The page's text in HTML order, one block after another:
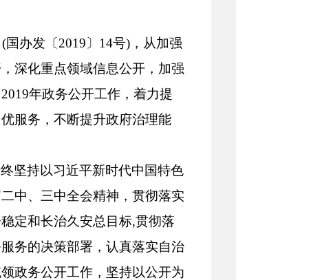
办发〔2019〕14号)，从加强
深化重点领域信息公开，加强
年政务公开工作，着力提
服务，不断提升政府治理能
坚持以习近平新时代中国特色
中、三中全会精神，贯彻落实
定和长治久安总目标,贯彻落
务的决策部署，认真落实自治
政务公开工作，坚持以公开为